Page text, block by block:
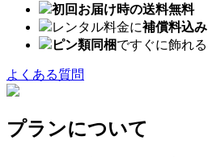
初回お届け時の送料無料
レンタル料金に補償料込み
ピン類同梱ですぐに飾れる
よくある質問
プランについて